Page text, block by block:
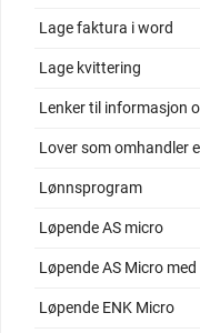
Lage faktura i word
Lage kvittering
Lenker til informasjon
Lover som omhandler
Lønnsprogram
Løpende AS micro
Løpende AS Micro med
Løpende ENK Micro